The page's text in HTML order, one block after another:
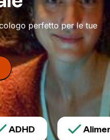
perfetto per le tue